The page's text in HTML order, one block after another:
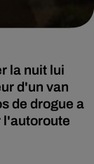
la nuit lui
d'un van
de drogue a
l'autoroute